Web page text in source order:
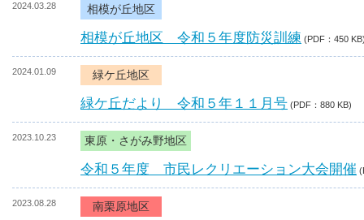
2024.03.28 相模が丘地区
相模が丘地区 令和５年度防災訓練 (PDF：450
2024.01.09 緑ケ丘地区
緑ケ丘だより 令和５年１１月号 (PDF：880 KB)
2023.10.23 東原・さがみ野地区
令和５年度 市民レクリエーション大会開催
2023.08.28 南栗原地区